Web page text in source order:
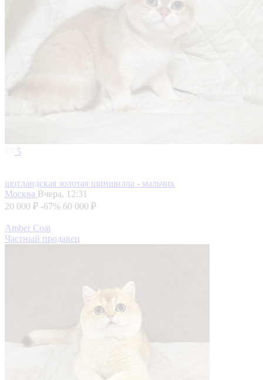
5
шотландская золотая шиншилла - мальчик
Москва Вчера, 12:31
20 000 ₽ -67% 60 000 ₽
Amber Coat
Частный продавец